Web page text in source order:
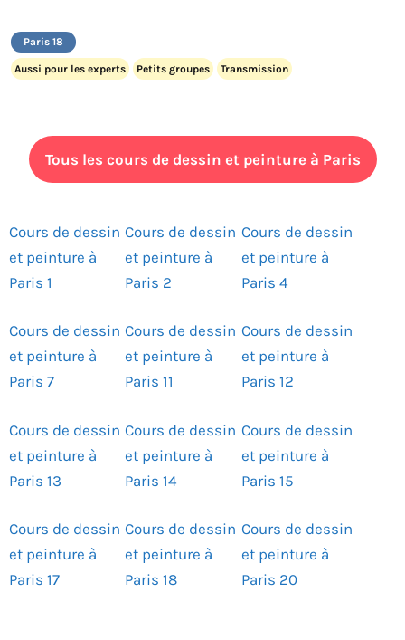
Paris 18
Aussi pour les experts Petits groupes Transmission
Tous les cours de dessin et peinture à Paris
Cours de dessin
et peinture à
Paris 1
Cours de dessin
et peinture à
Paris 2
Cours de dessin
et peinture à
Paris 4
Cours de dessin
et peinture à
Paris 7
Cours de dessin
et peinture à
Paris 11
Cours de dessin
et peinture à
Paris 12
Cours de dessin
et peinture à
Paris 13
Cours de dessin
et peinture à
Paris 14
Cours de dessin
et peinture à
Paris 15
Cours de dessin
et peinture à
Paris 17
Cours de dessin
et peinture à
Paris 18
Cours de dessin
et peinture à
Paris 20